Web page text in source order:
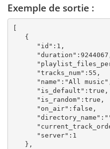
Exemple de sortie :
[